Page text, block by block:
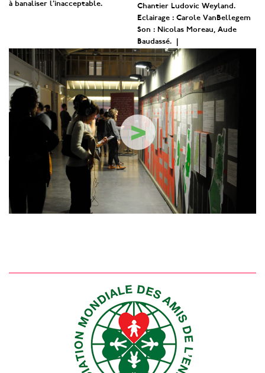
à banaliser l’inacceptable.
Chantier Ludovic Weyland.
Eclairage : Carole VanBellegem
Son : Nicolas Moreau, Aude
Baudassé. |
>